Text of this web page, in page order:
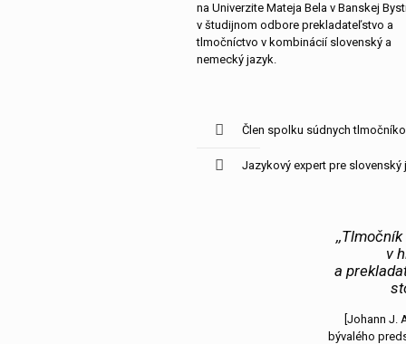
na Univerzite Mateja Bela v Banskej
v študijnom odbore prekladateľstvo a
tlmočníctvo v kombinácií slovenský a
nemecký jazyk.
Člen spolku súdnych
Jazykový expert pre slovenský
v
a
[Johann J.
bývalého